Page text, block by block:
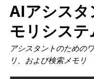
AIアシスタ
モリシステ
アシスタントのための
リ、および検索メモリ